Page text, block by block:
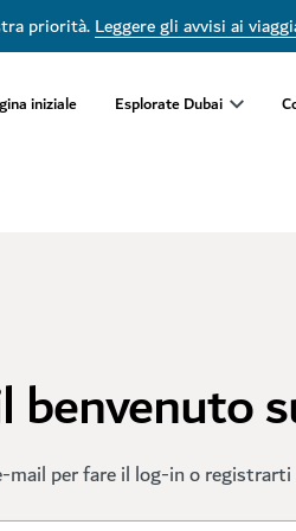
priorità.Leggere gli avvisi ai
iniziale Esplorate Dubai
benvenuto
per fare il log-in o registrarti